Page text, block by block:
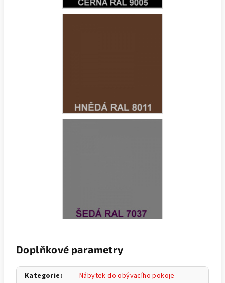
Doplňkové parametry
Kategorie: Nábytek do obývacího pokoje